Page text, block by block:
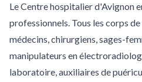
Le Centre hospitalier d'Avignon
professionnels. Tous les corps
médecins, chirurgiens, sages-
manipulateurs en
laboratoire, auxiliaires de